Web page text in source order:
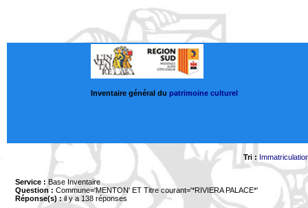
Inventaire général du patrimoine culturel
Tri :
Service : Base Inventaire
Question : Commune='MENTON' ET Titre courant='*RIVIERA PALACE*'
Réponse(s) :il y a 138 réponses